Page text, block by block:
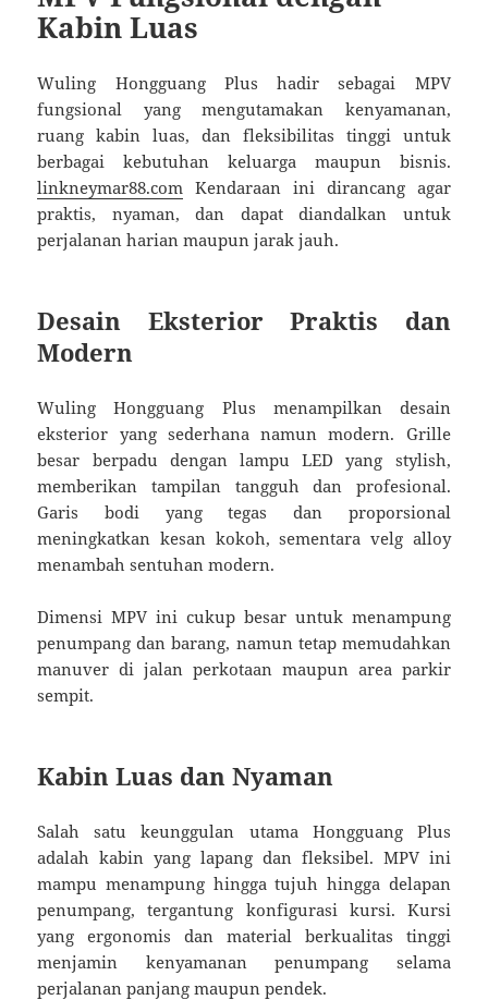
Kabin Luas
Wuling Hongguang Plus hadir sebagai MPV
fungsional yang mengutamakan kenyamanan,
ruang kabin luas, dan fleksibilitas tinggi untuk
berbagai kebutuhan keluarga maupun bisnis.
linkneymar88.com Kendaraan ini dirancang agar
praktis, nyaman, dan dapat diandalkan untuk
perjalanan harian maupun jarak jauh.
Desain Eksterior Praktis dan
Modern
Wuling Hongguang Plus menampilkan desain
eksterior yang sederhana namun modern. Grille
besar berpadu dengan lampu LED yang stylish,
memberikan tampilan tangguh dan profesional.
Garis bodi yang tegas dan proporsional
meningkatkan kesan kokoh, sementara velg alloy
menambah sentuhan modern.
Dimensi MPV ini cukup besar untuk menampung
penumpang dan barang, namun tetap memudahkan
manuver di jalan perkotaan maupun area parkir
sempit.
Kabin Luas dan Nyaman
Salah satu keunggulan utama Hongguang Plus
adalah kabin yang lapang dan fleksibel. MPV ini
mampu menampung hingga tujuh hingga delapan
penumpang, tergantung konfigurasi kursi. Kursi
yang ergonomis dan material berkualitas tinggi
menjamin kenyamanan penumpang selama
perjalanan panjang maupun pendek.